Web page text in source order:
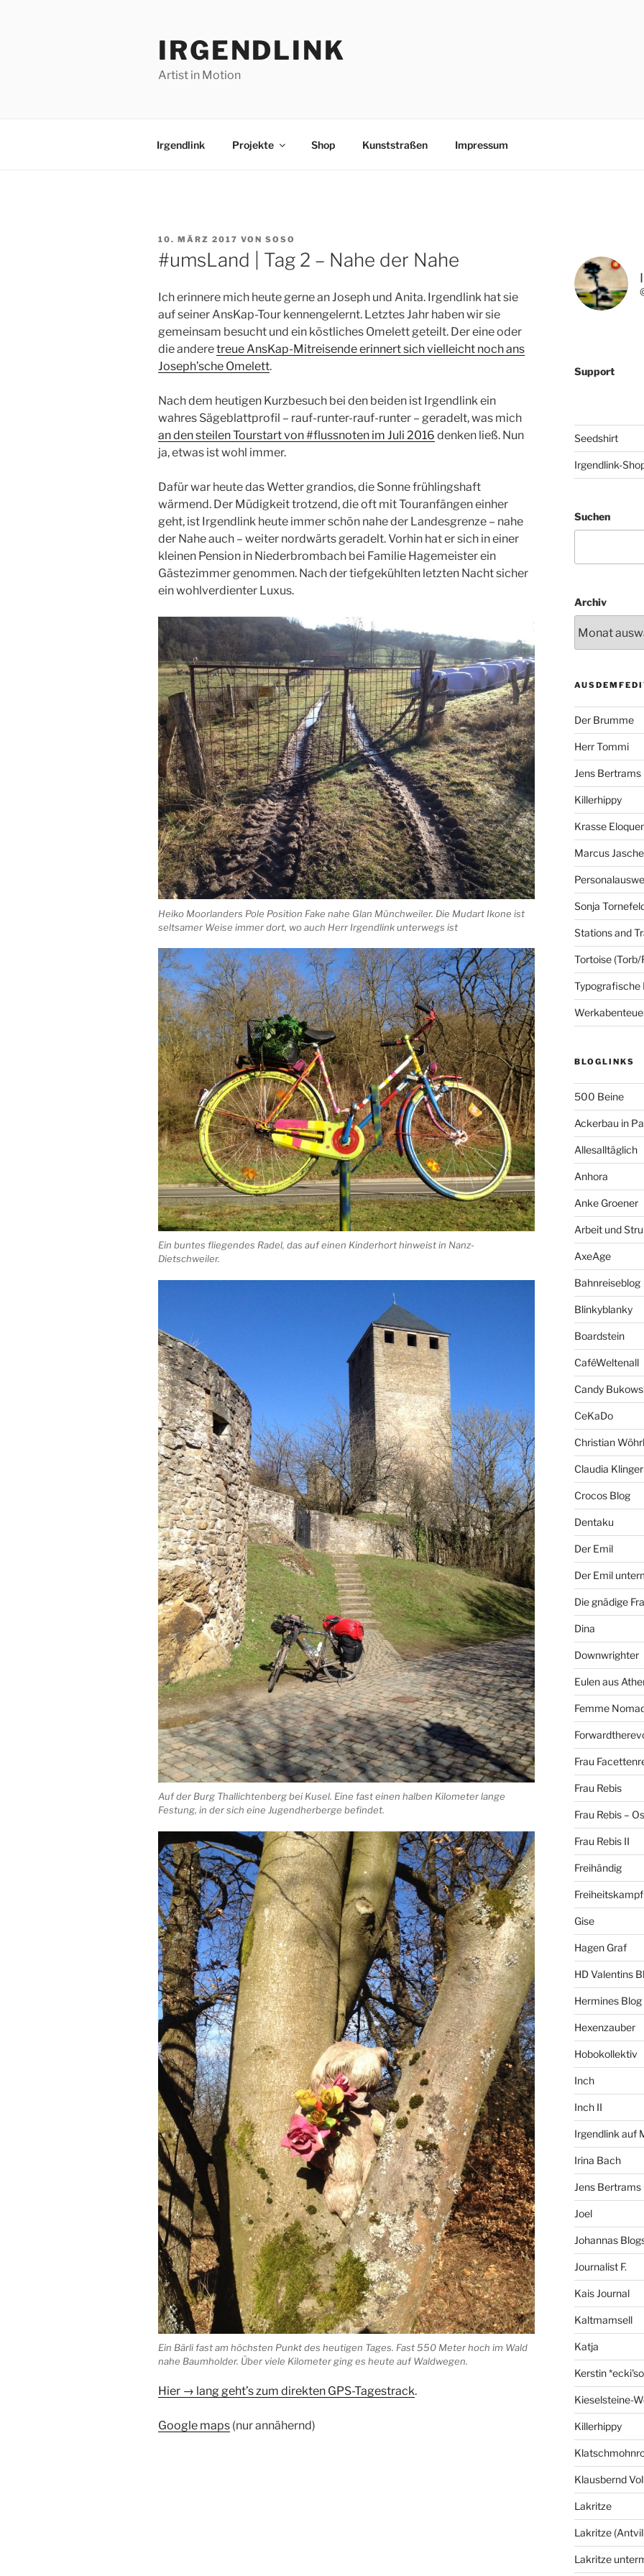
IRGENDLINK
Artist in Motion
Irgendlink Projekte Shop Kunststraßen Impressum
VERÖFFENTLICHT
AM
10. MÄRZ 2017 VON SOSO
#umsLand | Tag 2 – Nahe der Nahe
Ich erinnere mich heute gerne an Joseph und Anita. Irgendlink hat sie
auf seiner AnsKap-Tour kennengelernt. Letztes Jahr haben wir sie
gemeinsam besucht und ein köstliches Omelett geteilt. Der eine oder
die anderetreue AnsKap-Mitreisende erinnert sich vielleicht noch ans
Joseph’sche Omelett.
Nach dem heutigen Kurzbesuch bei den beiden ist Irgendlink ein
wahres Sägeblattprofil – rauf-runter-rauf-runter – geradelt, was mich
an den steilen Tourstart von #flussnoten im Juli 2016 denken ließ. Nun
ja, etwas ist wohl immer.
Dafür war heute das Wetter grandios, die Sonne frühlingshaft
wärmend. Der Müdigkeit trotzend, die oft mit Touranfängen einher
geht, ist Irgendlink heute immer schön nahe der Landesgrenze – nahe
der Nahe auch – weiter nordwärts geradelt. Vorhin hat er sich in einer
kleinen Pension in Niederbrombach bei Familie Hagemeister ein
Gästezimmer genommen. Nach der tiefgekühlten letzten Nacht sicher
ein wohlverdienter Luxus.
Heiko Moorlanders Pole Position Fake nahe Glan Münchweiler. Die Mudart Ikone ist
seltsamer Weise immer dort, wo auch Herr Irgendlink unterwegs ist
Ein buntes fliegendes Radel, das auf einen Kinderhort hinweist in Nanz-
Dietschweiler.
Auf der Burg Thallichtenberg bei Kusel. Eine fast einen halben Kilometer lange
Festung, in der sich eine Jugendherberge befindet.
Ein Bärli fast am höchsten Punkt des heutigen Tages. Fast 550 Meter hoch im Wald
nahe Baumholder. Über viele Kilometer ging es heute auf Waldwegen.
Hier → lang geht’s zum direkten GPS-Tagestrack.
Google maps (nur annähernd)
Support
Seedshirt
Irgendlink-
Suchen
Archiv
Der Brumme
Herr Tommi
Jens Bertrams
Killerhippy
Krasse
Marcus
Sonja
Stations and
Tortoise (Torb/
Typografische
BLOGLINKS
500 Beine
Ackerbau in
Allesalltäglich
Anhora
Anke Groener
Arbeit und
AxeAge
Bahnreiseblog
Blinkyblanky
Boardstein
CaféWeltenall
Candy
CeKaDo
Christian Wöhrl
Claudia Klinger
Crocos Blog
Dentaku
Der Emil
Der Emil
Die gnädige
Dina
Downwrighter
Eulen aus
Femme
Frau
Frau Rebis
Frau Rebis –
Frau Rebis II
Freihändig
Freiheitskampf
Gise
Hagen Graf
HD Valentins
Hermines Blog
Hexenzauber
Hobokollektiv
Inch
Inch II
Irgendlink auf
Irina Bach
Jens Bertrams
Joel
Johannas
Journalist F.
Kais Journal
Kaltmamsell
Katja
Kerstin
Kieselsteine-
Killerhippy
Klausbernd
Lakritze
Lakritze
Lakritze